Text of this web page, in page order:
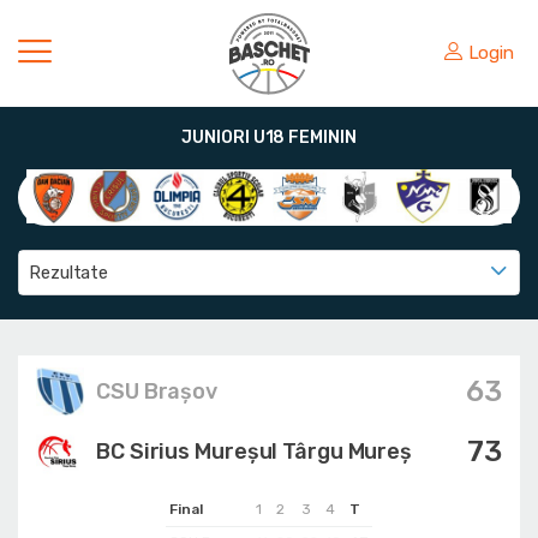
Login
JUNIORI U18 FEMININ
Rezultate
CSU Braşov 63
Final 1 2 3 4
T
73
BC Sirius Mureșul Târgu Mureș